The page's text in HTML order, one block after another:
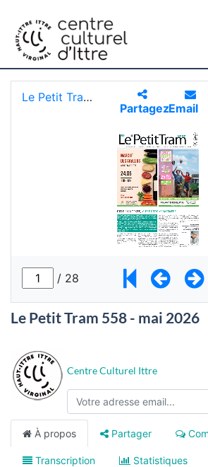
Le Petit Tram 558 - mai 2026
Centre Culturel Ittre
À propos Partager
Transcription Statistiques